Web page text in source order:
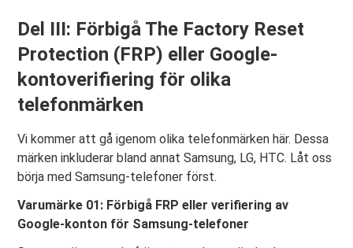
Del III: Förbigå The Factory Reset
Protection (FRP) eller Google-
kontoverifiering för olika
telefonmärken
Vi kommer att gå igenom olika telefonmärken här. Dessa
märken inkluderar bland annat Samsung, LG, HTC. Låt oss
börja med Samsung-telefoner först.
Varumärke 01: Förbigå FRP eller verifiering av
Google-konton för Samsung-telefoner